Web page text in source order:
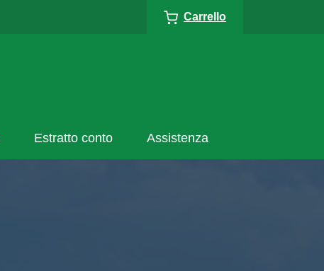
Carrello
Estratto conto Assistenza